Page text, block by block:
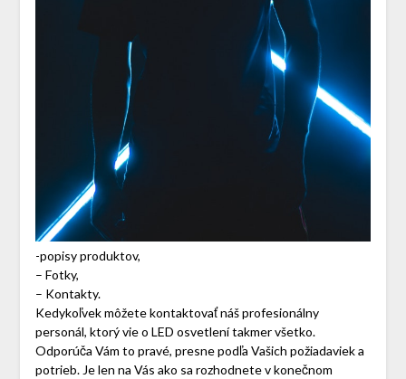
-popisy produktov,
– Fotky,
– Kontakty.
Kedykoľvek môžete kontaktovať náš profesionálny
personál, ktorý vie o LED osvetlení takmer všetko.
Odporúča Vám to pravé, presne podľa Vašich požiadaviek a
potrieb. Je len na Vás ako sa rozhodnete v konečnom